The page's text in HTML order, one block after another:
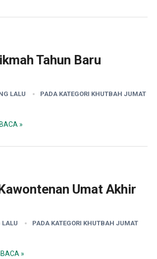
Tahun Baru
LALU PADA KATEGORI KHUTBAH JUMAT
»
Umat Akhir
LALU PADA KATEGORI KHUTBAH JUMAT
»